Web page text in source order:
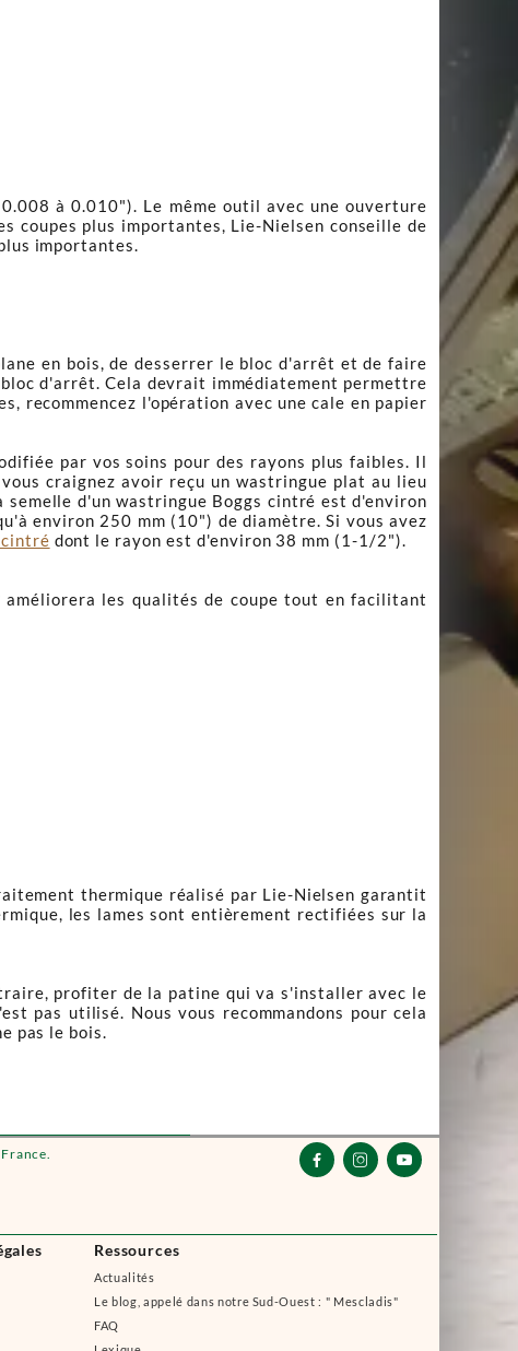
Ressources
Actualités
Le blog, appelé dans notre Sud-Ouest : " Mescladis"
FAQ
  
à 0.010"). Le même outil avec une ouverture
coupes plus importantes, Lie-Nielsen conseille de
importantes.
en bois, de desserrer le bloc d'arrêt et de faire
d'arrêt. Cela devrait immédiatement permettre
recommencez l'opération avec une cale en papier
par vos soins pour des rayons plus faibles. Il
craignez avoir reçu un wastringue plat au lieu
d'un wastringue Boggs cintré est d'environ
environ 250 mm (10") de diamètre. Si vous avez
dont le rayon est d'environ 38 mm (1-1/2").
les qualités de coupe tout en facilitant
thermique réalisé par Lie-Nielsen garantit
les lames sont entièrement rectifiées sur la
profiter de la patine qui va s'installer avec le
pas utilisé. Nous vous recommandons pour cela
pas le bois.